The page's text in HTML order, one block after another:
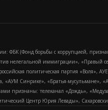
ФБК (Фонд борьбы с коррупцией,
нелегальной иммиграции»,
политическая партия
«АУМ Синрике», «Братья-
признаны: телеканал «Дождь»,
Центр Юрия Левады»,